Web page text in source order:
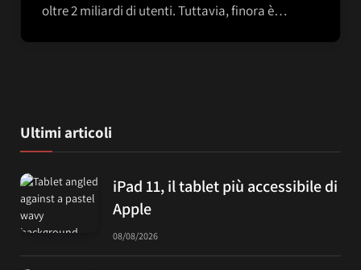
oltre 2 miliardi di utenti. Tuttavia, finora è…
Ultimi articoli
iPad 11, il tablet più accessibile di
Apple
08/08/2026